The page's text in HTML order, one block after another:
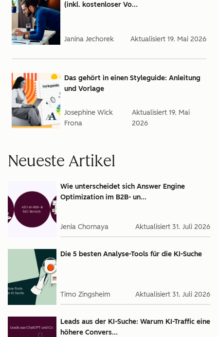
(inkl. kostenloser Vo...
Janina Jechorek Aktualisiert 19. Mai 2026
Das gehört in einen Styleguide: Anleitung
und Vorlage
Josephine Wick
Frona
Aktualisiert19. Mai
2026
Neueste Artikel
Wie unterscheidet sich Answer Engine
Optimization im B2B- un...
Jenia Chornaya Aktualisiert 31. Juli 2026
Die 5 besten Analyse-Tools für die KI-Suche
Timo Zingsheim Aktualisiert 31. Juli 2026
Leads aus der KI-Suche: Warum KI-Traffic eine
höhere Convers...